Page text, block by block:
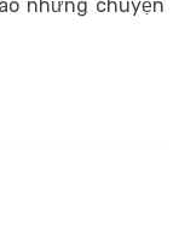
những chuyện